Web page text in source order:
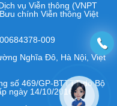
vụ Viễn thông (VNPT
chính Viễn thông Việt
009
Nghĩa Đô, Hà Nội, Việt
số 469/GP-BTTTT do Bộ
ngày 14/10/2016.